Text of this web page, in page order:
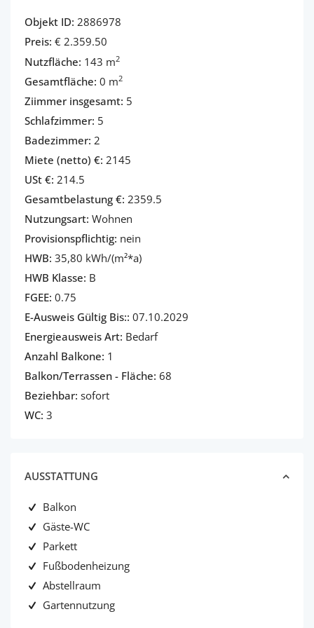
Objekt ID: 2886978
Preis: € 2.359.50
Nutzfläche: 143 m2
Gesamtfläche: 0 m2
Ziimmer insgesamt: 5
Schlafzimmer: 5
Badezimmer: 2
Miete (netto) €: 2145
USt €: 214.5
Gesamtbelastung €: 2359.5
Nutzungsart: Wohnen
Provisionspflichtig: nein
HWB: 35,80 kWh/(m²*a)
HWB Klasse: B
FGEE: 0.75
E-Ausweis Gültig Bis:: 07.10.2029
Energieausweis Art: Bedarf
Anzahl Balkone: 1
Balkon/Terrassen - Fläche: 68
Beziehbar: sofort
WC: 3
AUSSTATTUNG
Balkon
Gäste-WC
Parkett
Fußbodenheizung
Abstellraum
Gartennutzung